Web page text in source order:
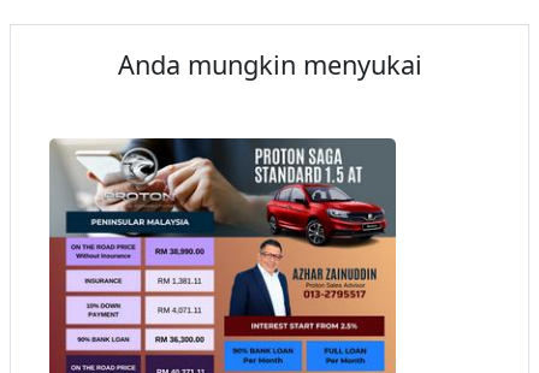
Anda mungkin menyukai